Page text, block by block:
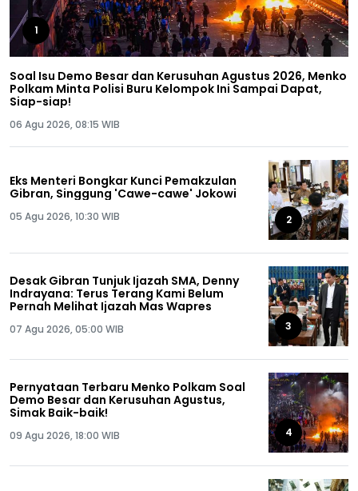
1
Soal Isu Demo Besar dan Kerusuhan Agustus 2026, Menko
Polkam Minta Polisi Buru Kelompok Ini Sampai Dapat,
Siap-siap!
06 Agu 2026, 08:15 WIB
Eks Menteri Bongkar Kunci Pemakzulan
Gibran, Singgung 'Cawe-cawe' Jokowi
05 Agu 2026, 10:30 WIB 2
Desak Gibran Tunjuk Ijazah SMA, Denny
Indrayana: Terus Terang Kami Belum
Pernah Melihat Ijazah Mas Wapres
07 Agu 2026, 05:00 WIB 3
Pernyataan Terbaru Menko Polkam Soal
Demo Besar dan Kerusuhan Agustus,
Simak Baik-baik!
09 Agu 2026, 18:00 WIB 4